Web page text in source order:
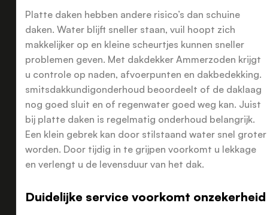
Platte daken hebben andere risico’s dan schuine
daken. Water blijft sneller staan, vuil hoopt zich
makkelijker op en kleine scheurtjes kunnen sneller
problemen geven. Met dakdekker Ammerzoden krijgt
u controle op naden, afvoerpunten en dakbedekking.
smitsdakkundigonderhoud beoordeelt of de daklaag
nog goed sluit en of regenwater goed weg kan. Juist
bij platte daken is regelmatig onderhoud belangrijk.
Een klein gebrek kan door stilstaand water snel groter
worden. Door tijdig in te grijpen voorkomt u lekkage
en verlengt u de levensduur van het dak.
Duidelijke service voorkomt onzekerheid